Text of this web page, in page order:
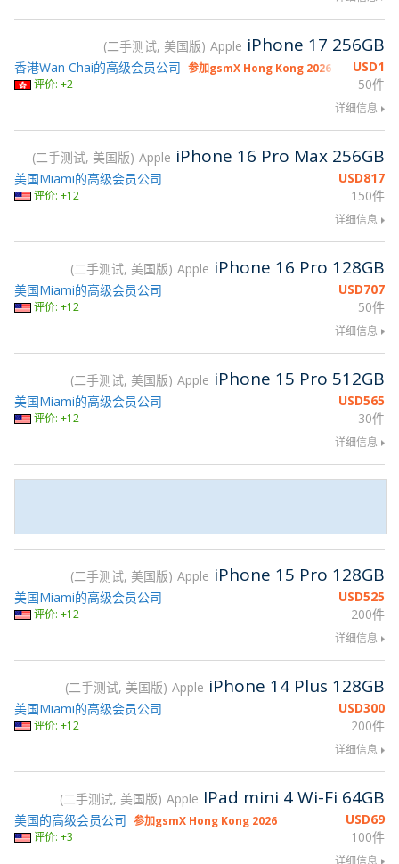
二手测试, 美国版 Apple iPhone 17 256GB
USD1
50件
香港Wan Chai的高级会员公司 参加gsmX Hong Kong 2026
评价: +2
详细信息
二手测试, 美国版 Apple iPhone 16 Pro Max 256GB
USD817
150件
美国Miami的高级会员公司
评价: +12
详细信息
二手测试, 美国版 Apple iPhone 16 Pro 128GB
USD707
50件
美国Miami的高级会员公司
评价: +12
详细信息
二手测试, 美国版 Apple iPhone 15 Pro 512GB
USD565
30件
美国Miami的高级会员公司
评价: +12
详细信息
二手测试, 美国版 Apple iPhone 15 Pro 128GB
USD525
200件
美国Miami的高级会员公司
评价: +12
详细信息
二手测试, 美国版 Apple iPhone 14 Plus 128GB
USD300
200件
美国Miami的高级会员公司
评价: +12
详细信息
二手测试, 美国版 Apple IPad mini 4 Wi-Fi 64GB
USD69
100件
美国的高级会员公司 参加gsmX Hong Kong 2026
评价: +3
详细信息